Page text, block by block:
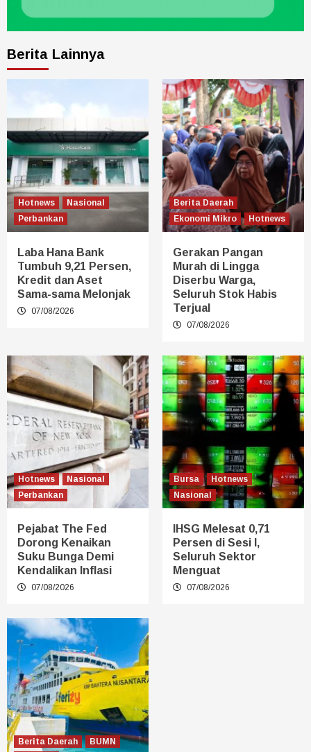
Berita Lainnya
Hotnews
Nasional
Perbankan
Laba Hana Bank
Tumbuh 9,21 Persen,
Kredit dan Aset
Sama-sama Melonjak
07/08/2026
Berita Daerah
Ekonomi Mikro
Hotnews
Gerakan Pangan
Murah di Lingga
Diserbu Warga,
Seluruh Stok Habis
Terjual
07/08/2026
Hotnews
Nasional
Perbankan
Pejabat The Fed
Dorong Kenaikan
Suku Bunga Demi
Kendalikan Inflasi
07/08/2026
Bursa
Hotnews
Nasional
IHSG Melesat 0,71
Persen di Sesi I,
Seluruh Sektor
Menguat
07/08/2026
Berita Daerah BUMN